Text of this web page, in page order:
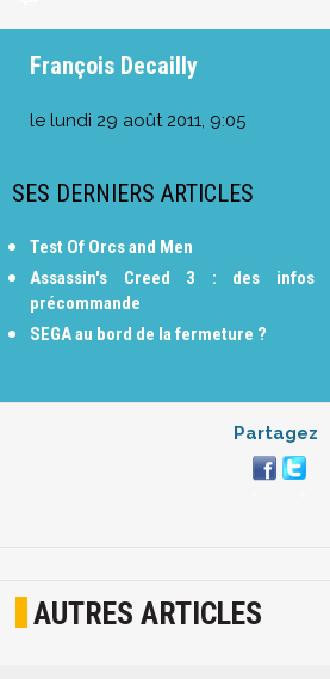
François Decailly
le lundi 29 août 2011, 9:05
SES DERNIERS ARTICLES
Test Of Orcs and Men
Assassin's Creed 3 : des
précommande
SEGA au bord de la fermeture ?
Partagez
AUTRES ARTICLES